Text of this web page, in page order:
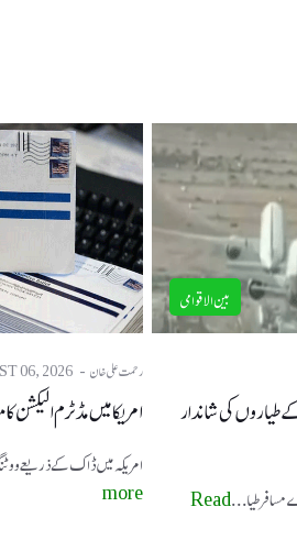
بین الاقوامی
طیاروں کی شاندار
Read
رحمت علی خان 06, 2026
امریکا میں مڈٹرم الیکشن
امریکہ میں ڈاک کے ذریعے
more